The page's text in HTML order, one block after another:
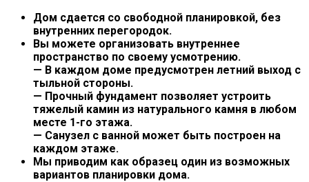
Дом сдается со свободной планировкой, без
внутренних перегородок.
Вы можете организовать внутреннее
пространство по своему усмотрению.
— В каждом доме предусмотрен летний выход с
тыльной стороны.
— Прочный фундамент позволяет устроить
тяжелый камин из натурального камня в любом
месте 1-го этажа.
— Санузел с ванной может быть построен на
каждом этаже.
Мы приводим как образец один из возможных
вариантов планировки дома.